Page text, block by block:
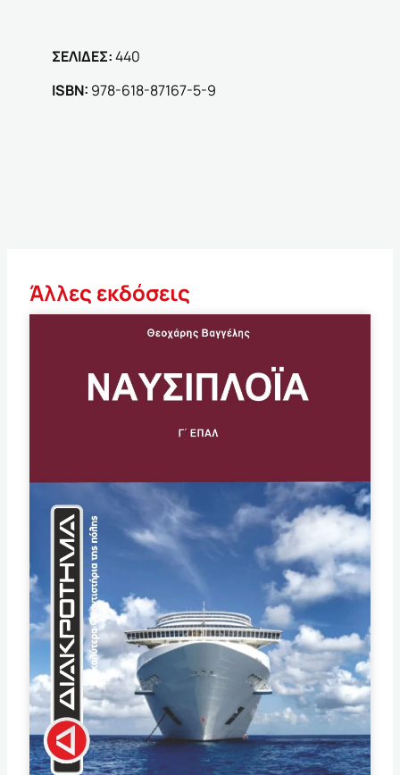
ΣΕΛΙΔΕΣ:440
ΙSBN: 978-618-87167-5-9
Άλλες εκδόσεις